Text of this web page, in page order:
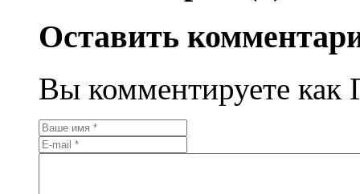
Оставить
Вы комментируете как